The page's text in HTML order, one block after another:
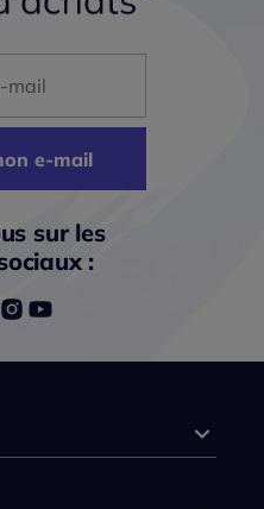
e-mail
sur les
: